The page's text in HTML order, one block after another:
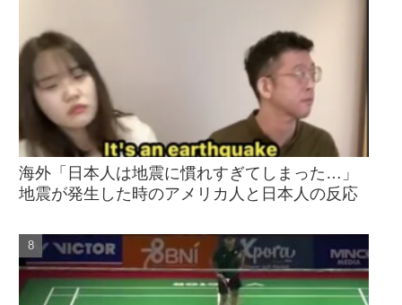
海外「日本人は地震に慣れすぎてしまった…」
地震が発生した時のアメリカ人と日本人の反応